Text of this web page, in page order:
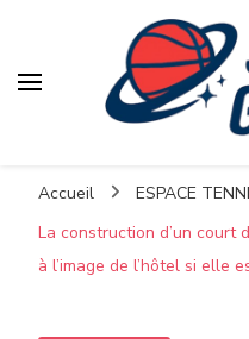
Accueil
ESPACE
La construction d’un court
à l’image de l’hôtel si elle